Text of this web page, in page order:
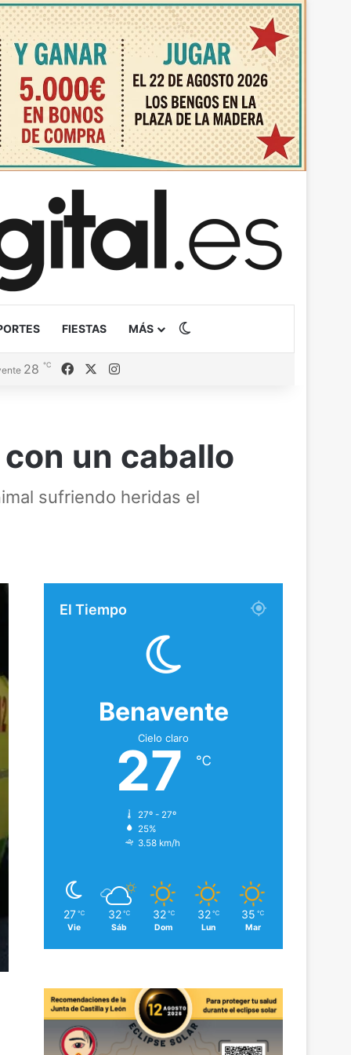
FIESTAS MÁS
28 ℃ FacebookInstagram
un caballo
sufriendo heridas el
El Tiempo
Benavente
Cielo claro
27 ℃
27º - 27º
25%
3.58 km/h
27 ℃
Vie
32 ℃
Sáb
32 ℃
Dom
32 ℃
Lun
35 ℃
Mar